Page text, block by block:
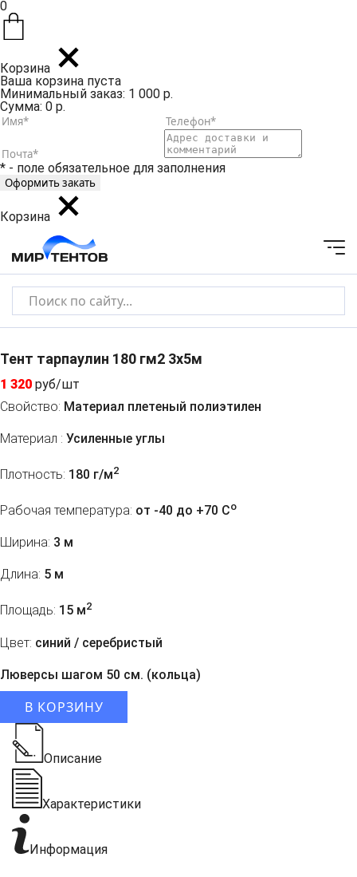
0
Корзина
Ваша корзина пуста
Минимальный заказ: 1 000 р.
Сумма: 0 р.
* - поле обязательное для заполнения
Корзина
Тент тарпаулин 180 гм2 3x5м
1 320 руб/шт
Свойство: Материал плетеный полиэтилен
Материал : Усиленные углы
Плотность: 180 г/м2
Рабочая температура: от -40 до +70 Co
Ширина: 3 м
Длина: 5 м
Площадь: 15 м2
Цвет: синий / серебристый
Люверсы шагом 50 см. (кольца)
В КОРЗИНУ
Описание
Характеристики
Информация